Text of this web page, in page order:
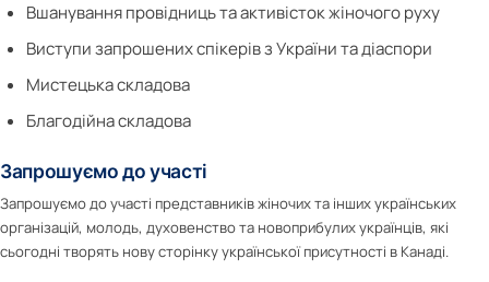
Вшанування провідниць та активісток жіночого руху
Виступи запрошених спікерів з України та діаспори
Мистецька складова
Благодійна складова
Запрошуємо до участі
Запрошуємо до участі представників жіночих та інших українських
організацій, молодь, духовенство та новоприбулих українців, які
сьогодні творять нову сторінку української присутності в Канаді.